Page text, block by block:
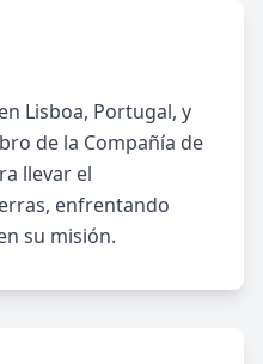
Lisboa, Portugal, y
de la Compañía de
llevar el
enfrentando
su misión.